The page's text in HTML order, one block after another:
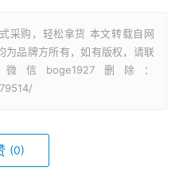
采购，轻松拿货 本文转载自网
为品牌方所有，如有版权，请联
boge1927删除：
(0)